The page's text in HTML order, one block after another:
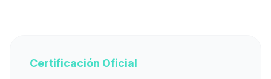
Certificación Oficial